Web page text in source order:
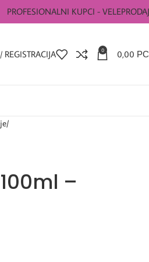
PROFESIONALNI KUPCI -
REGISTRACIJA 0 0,00
–